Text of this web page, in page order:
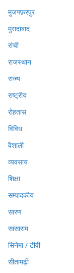
मुजफ्फ़रपुर
मुरादाबाद
रांची
राजस्थान
राज्य
राष्ट्रीय
रोहतास
विविध
वैशाली
व्यवसाय
शिक्षा
सम्पादकीय
सारण
सासाराम
सिनेमा / टीवी
सीतामढ़ी